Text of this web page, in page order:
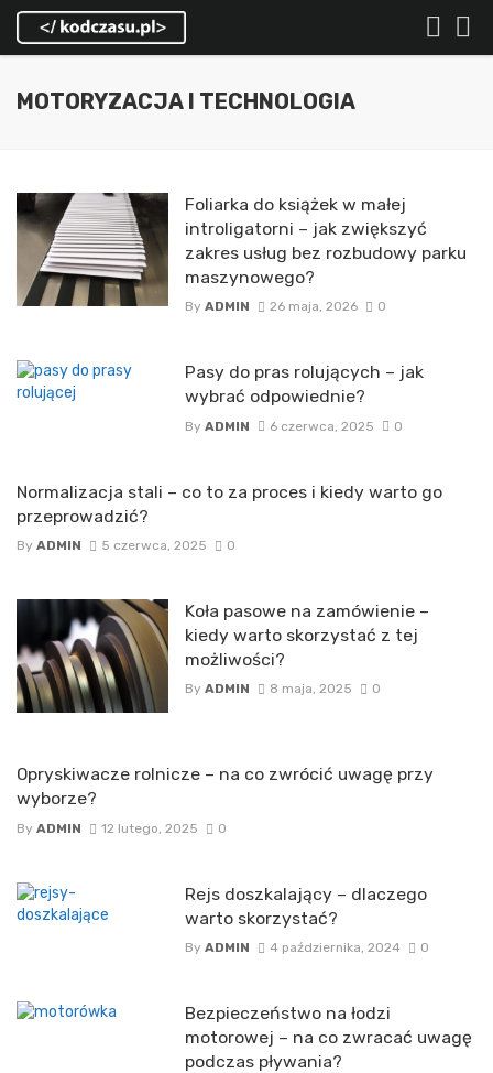
MOTORYZACJA I TECHNOLOGIA
Foliarka do książek w małej
introligatorni – jak zwiększyć
zakres usług bez rozbudowy parku
maszynowego?
By ADMIN 26 maja, 2026 0
Pasy do pras rolujących – jak
wybrać odpowiednie?
By ADMIN 6 czerwca, 2025 0
Normalizacja stali – co to za proces i kiedy warto go
przeprowadzić?
By ADMIN 5 czerwca, 2025 0
Koła pasowe na zamówienie –
kiedy warto skorzystać z tej
możliwości?
By ADMIN 8 maja, 2025 0
Opryskiwacze rolnicze – na co zwrócić uwagę przy
wyborze?
By ADMIN 12 lutego, 2025 0
Rejs doszkalający – dlaczego
warto skorzystać?
By ADMIN 4 października, 2024 0
Bezpieczeństwo na łodzi
motorowej – na co zwracać uwagę
podczas pływania?